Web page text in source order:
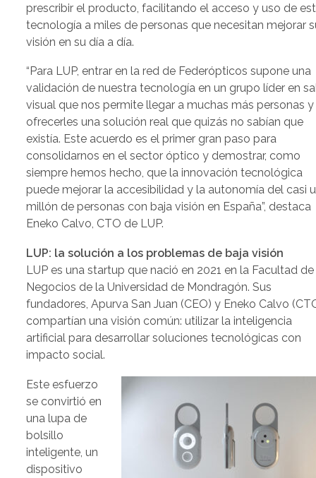
prescribir el producto, facilitando el acceso y uso de
tecnología a miles de personas que necesitan mejorar
visión en su día a día.
“Para LUP, entrar en la red de Federópticos supone una
validación de nuestra tecnología en un grupo líder en
visual que nos permite llegar a muchas más personas y
ofrecerles una solución real que quizás no sabían que
existía. Este acuerdo es el primer gran paso para
consolidarnos en el sector óptico y demostrar, como
siempre hemos hecho, que la innovación tecnológica
puede mejorar la accesibilidad y la autonomía del casi
millón de personas con baja visión en España”, destaca
Eneko Calvo, CTO de LUP.
LUP: la solución a los problemas de baja visión
LUP es una startup que nació en 2021 en la Facultad de
Negocios de la Universidad de Mondragón. Sus
fundadores, Apurva San Juan (CEO) y Eneko Calvo
compartían una visión común: utilizar la inteligencia
artificial para desarrollar soluciones tecnológicas con
impacto social.
Este esfuerzo
se convirtió en
una lupa de
bolsillo
inteligente, un
dispositivo